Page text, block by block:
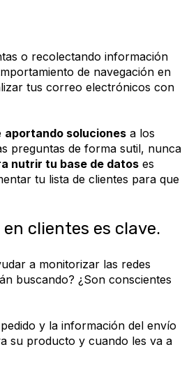
o recolectando información
de navegación en
tus correo electrónicos con
aportando soluciones a los
preguntas de forma sutil, nunca
nutrir tu base de datos es
tu lista de clientes para que
clientes es clave.
a monitorizar las redes
buscando? ¿Son conscientes
y la información del envío
su producto y cuando les va a